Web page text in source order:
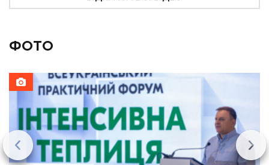
ФОТО